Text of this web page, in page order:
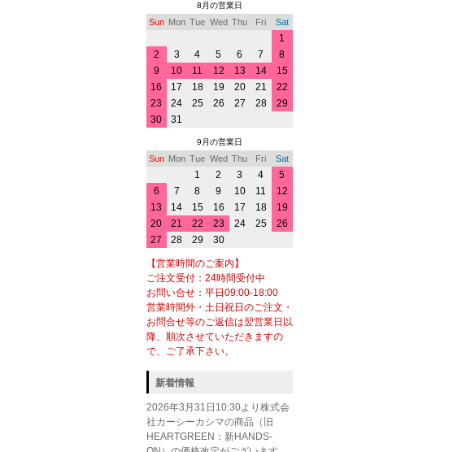
8月の営業日
Sun Mon Tue Wed Thu Fri Sat
1
2
3 4 5 6 7
8
9
10 11 12 13 14
15
16
17 18 19 20 21
22
23
24 25 26 27 28
29
30
31
9月の営業日
Sun Mon Tue Wed Thu Fri Sat
1 2 3 4
5
6
7 8 9 10 11
12
13
14 15 16 17 18
19
20
21 22 23 24 25
26
27
28 29 30
【営業時間のご案内】
ご注文受付：24時間受付中
お問い合せ：平日09:00-18:00
営業時間外・土日祝日のご注文・
お問合せ等のご返信は翌営業日以
降、順次させていただきますの
で、ご了承下さい。
新着情報
2026年3月31日10:30より株式会
社カーシーカシマの商品（旧
HEARTGREEN：新HANDS-